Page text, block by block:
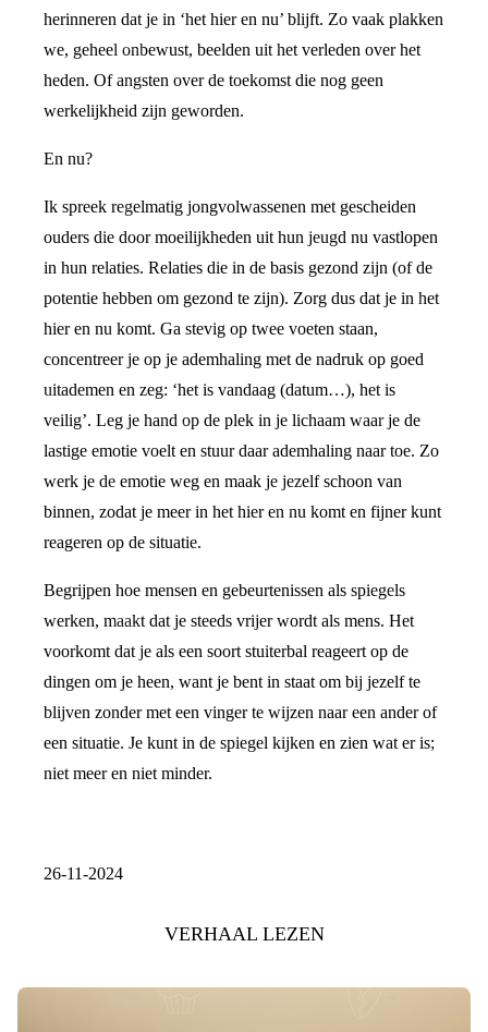
herinneren dat je in ‘het hier en nu’ blijft. Zo vaak plakken
we, geheel onbewust, beelden uit het verleden over het
heden. Of angsten over de toekomst die nog geen
werkelijkheid zijn geworden.
En nu?
Ik spreek regelmatig jongvolwassenen met gescheiden
ouders die door moeilijkheden uit hun jeugd nu vastlopen
in hun relaties. Relaties die in de basis gezond zijn (of de
potentie hebben om gezond te zijn). Zorg dus dat je in het
hier en nu komt. Ga stevig op twee voeten staan,
concentreer je op je ademhaling met de nadruk op goed
uitademen en zeg: ‘het is vandaag (datum…), het is
veilig’. Leg je hand op de plek in je lichaam waar je de
lastige emotie voelt en stuur daar ademhaling naar toe. Zo
werk je de emotie weg en maak je jezelf schoon van
binnen, zodat je meer in het hier en nu komt en fijner kunt
reageren op de situatie.
Begrijpen hoe mensen en gebeurtenissen als spiegels
werken, maakt dat je steeds vrijer wordt als mens. Het
voorkomt dat je als een soort stuiterbal reageert op de
dingen om je heen, want je bent in staat om bij jezelf te
blijven zonder met een vinger te wijzen naar een ander of
een situatie. Je kunt in de spiegel kijken en zien wat er is;
niet meer en niet minder.
26-11-2024
VERHAAL LEZEN